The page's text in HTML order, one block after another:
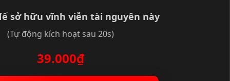
sở hữu vĩnh viễn tài nguyên này
(Tự động kích hoạt sau 20s)
39.000₫